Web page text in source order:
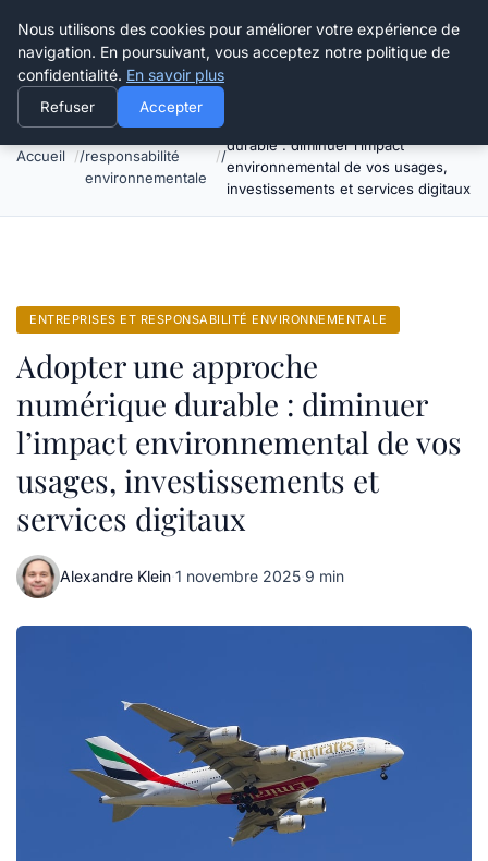
Happy Calyx Farmer
Accueil
responsabilité
environnementale
durable : diminuer l’impact
environnemental de vos usages,
investissements et services digitaux
ENTREPRISES ET RESPONSABILITÉ ENVIRONNEMENTALE
Adopter une approche
numérique durable : diminuer
l’impact environnemental de vos
usages, investissements et
services digitaux
Alexandre Klein·1 novembre 2025·9 min
Nous utilisons des cookies pour améliorer votre expérience de
navigation. En poursuivant, vous acceptez notre politique de
confidentialité. En savoir plus
Refuser Accepter